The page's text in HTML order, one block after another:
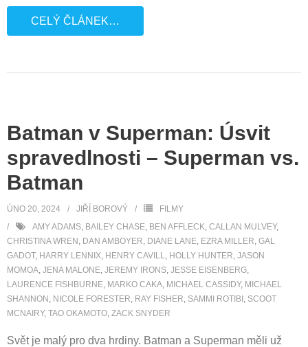
CELÝ ČLÁNEK…
Batman v Superman: Úsvit
spravedlnosti – Superman vs.
Batman
ÚNO 20, 2024 JIŘÍ BOROVÝ
FILMY
AMY ADAMS, BAILEY CHASE, BEN AFFLECK, CALLAN MULVEY,
CHRISTINA WREN , DAN AMBOYER, DIANE LANE, EZRA MILLER, GAL
GADOT, HARRY LENNIX, HENRY CAVILL, HOLLY HUNTER, JASON
MOMOA, JENA MALONE, JEREMY IRONS, JESSE EISENBERG,
LAURENCE FISHBURNE, MARKO CAKA, MICHAEL CASSIDY, MICHAEL
SHANNON , NICOLE FORESTER, RAY FISHER, SAMMI ROTIBI , SCOOT
MCNAIRY, TAO OKAMOTO, ZACK SNYDER
Svět je malý pro dva hrdiny. Batman a Superman měli už